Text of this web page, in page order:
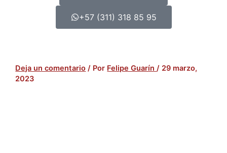
+57 (311) 318 85 95
Deja un comentario / Por Felipe Guarín/ 29 marzo,
2023